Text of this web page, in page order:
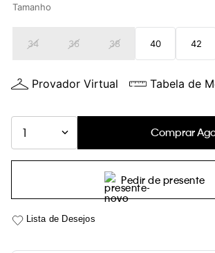
Tamanho
34 36 38 40 42
Provador Virtual Tabela de
1 Comprar
Pedir de presente